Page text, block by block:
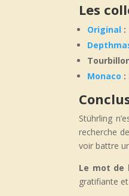
Les
Original :
Monaco :
Stührling
recherche
voir battre
Le mot de
gratifiante